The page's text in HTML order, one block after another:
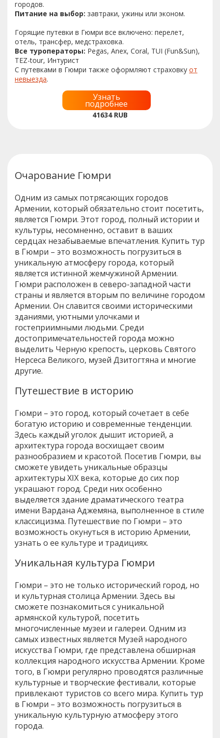
городов.
Питание на выбор: завтраки, ужины или эконом.
Горящие путевки в Гюмри все включено: перелет,
отель, трансфер, медстраховка.
Все туроператоры: Pegas, Anex, Coral, TUI (Fun&Sun),
TEZ-tour, Интурист
С путевками в Гюмри также оформляют страховку от
невыезда.
Узнать
подробнее
41634 RUB
Очарование Гюмри
Одним из самых потрясающих городов
Армении, который обязательно стоит посетить,
является Гюмри. Этот город, полный истории и
культуры, несомненно, оставит в ваших
сердцах незабываемые впечатления. Купить тур
в Гюмри – это возможность погрузиться в
уникальную атмосферу города, который
является истинной жемчужиной Армении.
Гюмри расположен в северо-западной части
страны и является вторым по величине городом
Армении. Он славится своими историческими
зданиями, уютными улочками и
гостеприимными людьми. Среди
достопримечательностей города можно
выделить Черную крепость, церковь Святого
Нерсеса Великого, музей Дзитогтяна и многие
другие.
Путешествие в историю
Гюмри – это город, который сочетает в себе
богатую историю и современные тенденции.
Здесь каждый уголок дышит историей, а
архитектура города восхищает своим
разнообразием и красотой. Посетив Гюмри, вы
сможете увидеть уникальные образцы
архитектуры XIX века, которые до сих пор
украшают город. Среди них особенно
выделяется здание драматического театра
имени Вардана Аджемяна, выполненное в стиле
классицизма. Путешествие по Гюмри – это
возможность окунуться в историю Армении,
узнать о ее культуре и традициях.
Уникальная культура Гюмри
Гюмри – это не только исторический город, но
и культурная столица Армении. Здесь вы
сможете познакомиться с уникальной
армянской культурой, посетить
многочисленные музеи и галереи. Одним из
самых известных является Музей народного
искусства Гюмри, где представлена обширная
коллекция народного искусства Армении. Кроме
того, в Гюмри регулярно проводятся различные
культурные и творческие фестивали, которые
привлекают туристов со всего мира. Купить тур
в Гюмри – это возможность погрузиться в
уникальную культурную атмосферу этого
города.